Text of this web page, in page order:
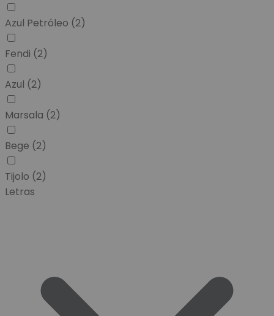
Azul Petróleo (2)
Fendi (2)
Azul (2)
Marsala (2)
Bege (2)
Tijolo (2)
Letras